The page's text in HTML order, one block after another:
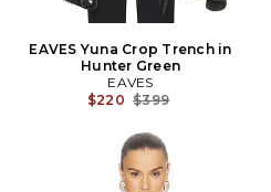
EAVES Yuna Crop Trench in
Hunter Green
EAVES
$220 Prix Avant Réduction:
$399